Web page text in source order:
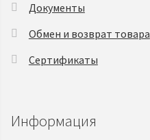
Документы
Обмен и возврат товара
Сертификаты
Информация